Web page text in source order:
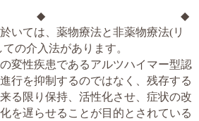
◆
いては、薬物療法と非薬物療法(リ
ての介入法があります。
変性疾患であるアルツハイマー型認
行を抑制するのではなく、残存する
る限り保持、活性化させ、症状の改
を遅らせることが目的とされている